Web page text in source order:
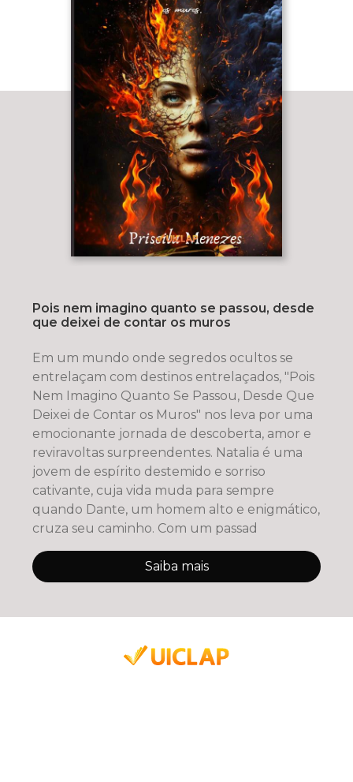
Pois nem imagino quanto se passou, desde
que deixei de contar os muros
Em um mundo onde segredos ocultos se
entrelaçam com destinos entrelaçados, "Pois
Nem Imagino Quanto Se Passou, Desde Que
Deixei de Contar os Muros" nos leva por uma
emocionante jornada de descoberta, amor e
reviravoltas surpreendentes. Natalia é uma
jovem de espírito destemido e sorriso
cativante, cuja vida muda para sempre
quando Dante, um homem alto e enigmático,
cruza seu caminho. Com um passad
Saiba mais